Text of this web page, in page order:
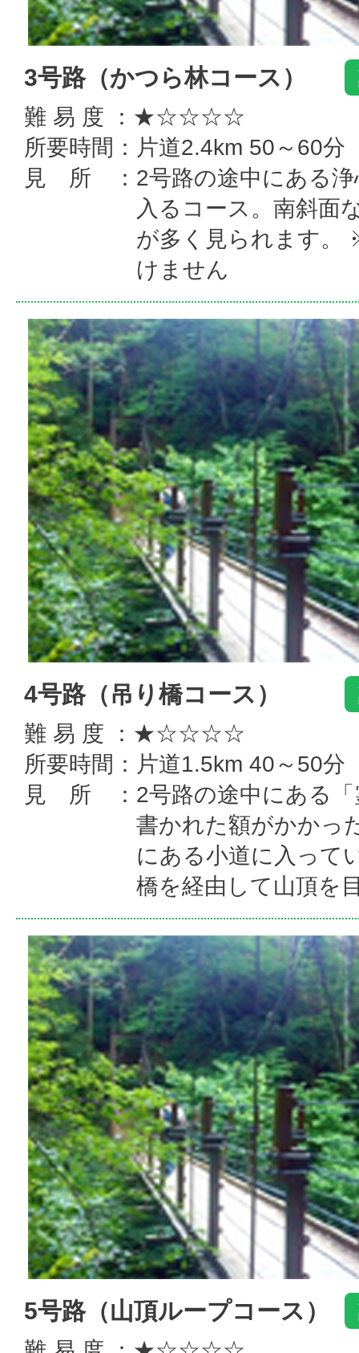
3号路（かつら林コース）
難 易 度 ：★☆☆☆☆
所要時間：片道2.4km 50～60分
見 所 ：2号路の途中にある浄
入るコース。南斜面
が多く見られます。
けません
4号路（吊り橋コース）
難 易 度 ：★☆☆☆☆
所要時間：片道1.5km 40～50分
見 所 ：2号路の途中にある「
書かれた額がかかっ
にある小道に入って
橋を経由して山頂を
5号路（山頂ループコース）